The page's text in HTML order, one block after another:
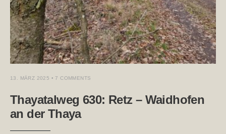
13. MÄRZ 2025 • 7 COMMENTS
Thayatalweg 630: Retz – Waidhofen
an der Thaya